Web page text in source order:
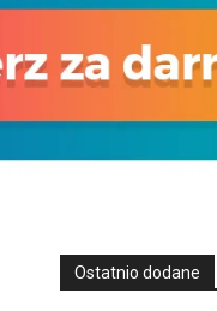
Ostatnio dodane